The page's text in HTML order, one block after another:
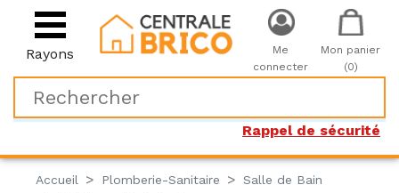
Rayons
Rappel de sécurité
Me
connecter
Mon panier
(0)
Accueil Plomberie-Sanitaire
Salle de Bain